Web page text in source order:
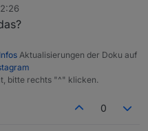
die 4 Tonnen gerne in
hatte die
Icons in eine Reihe und die
Aktualisierungen der Doku auf
bitte rechts "^" klicken.
0